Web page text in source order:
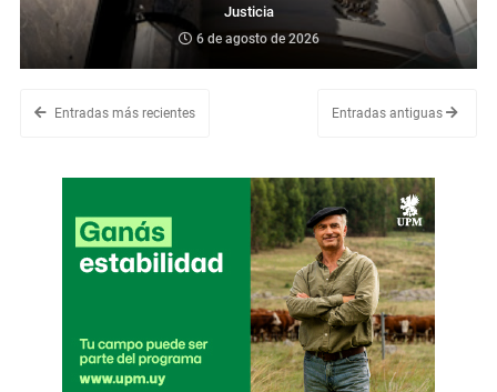
Justicia
6 de agosto de 2026
Entradas más recientes Entradas antiguas